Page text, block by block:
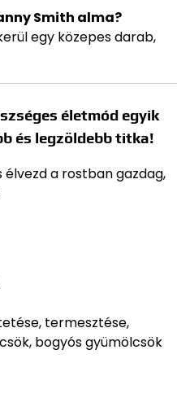
Smith alma?
egy közepes darab,
életmód egyik
és legzöldebb titka!
élvezd a rostban gazdag,
termesztése,
bogyós gyümölcsök